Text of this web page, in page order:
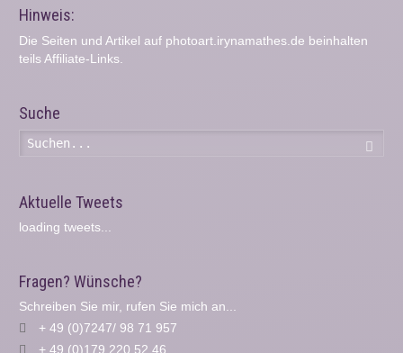
Hinweis:
Die Seiten und Artikel auf photoart.irynamathes.de beinhalten
teils Affiliate-Links.
Suche
Aktuelle Tweets
loading tweets...
Fragen? Wünsche?
Schreiben Sie mir, rufen Sie mich an...
+ 49 (0)7247/ 98 71 957
+ 49 (0)179 220 52 46